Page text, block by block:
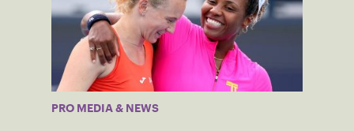
PRO MEDIA & NEWS